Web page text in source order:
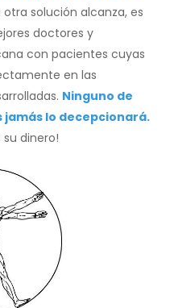
solución alcanza, es
doctores y
con pacientes cuyas
en las
Ninguno de
lo decepcionará.
su dinero!